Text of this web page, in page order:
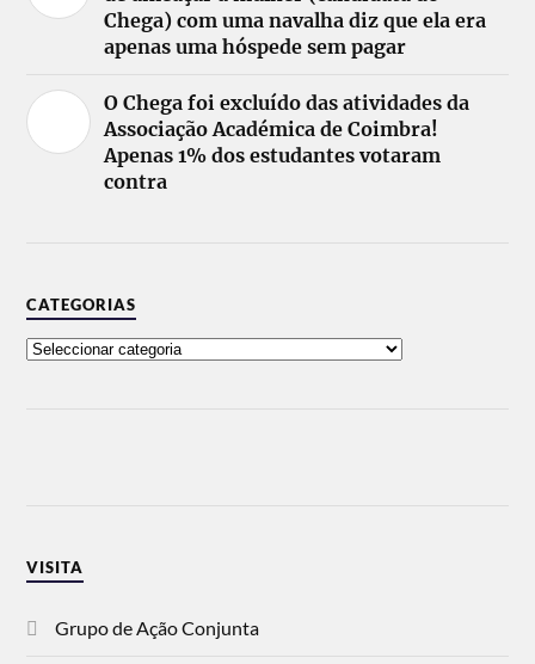
Chega) com uma navalha diz que ela era
apenas uma hóspede sem pagar
O Chega foi excluído das atividades da
Associação Académica de Coimbra!
Apenas 1% dos estudantes votaram
contra
CATEGORIAS
VISITA
Grupo de Ação Conjunta